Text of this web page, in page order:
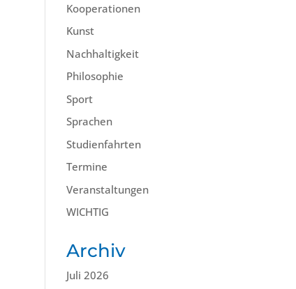
Kooperationen
Kunst
Nachhaltigkeit
Philosophie
Sport
Sprachen
Studienfahrten
Termine
Veranstaltungen
WICHTIG
Archiv
Juli 2026